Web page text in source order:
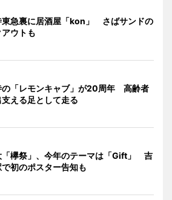
東急裏に居酒屋「kon」 さばサンドの
ウトも
の「レモンキャブ」が20周年 高齢者
える足として走る
「欅祭」、今年のテーマは「Gift」 吉
初のポスター告知も